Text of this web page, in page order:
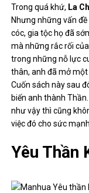
Trong quá khứ, La
Nhưng những vấn
cóc, gia tộc họ đã
mà những rắc rối
trong những nỗ lực
thân, anh đã mở một
Cuốn sách này sau
biến anh thành
như vậy thì cũng
việc đó cho sức
Yêu Thần